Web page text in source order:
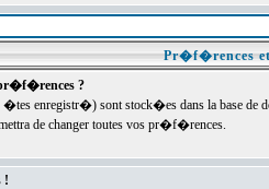
Pr�f�rences
?
enregistr�) sont stock�es dans la base de
de changer toutes vos pr�f�rences.
!